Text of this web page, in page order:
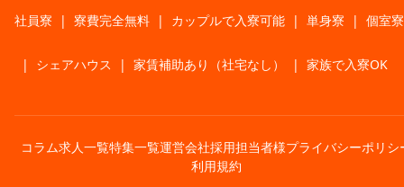
社員寮 | 寮費完全無料 | カップルで入寮可能 | 単身寮 | 個室寮
| シェアハウス | 家賃補助あり（社宅なし） | 家族で入寮OK
コラム求人一覧特集一覧運営会社採用担当者様プライバシーポリシ
利用規約